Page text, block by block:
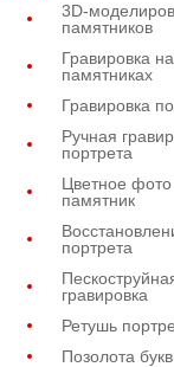
3D-
памятников
Гравировка на
памятниках
Гравировка
Ручная
портрета
Цветное фото
памятник
портрета
гравировка
Ретушь
Позолота букв